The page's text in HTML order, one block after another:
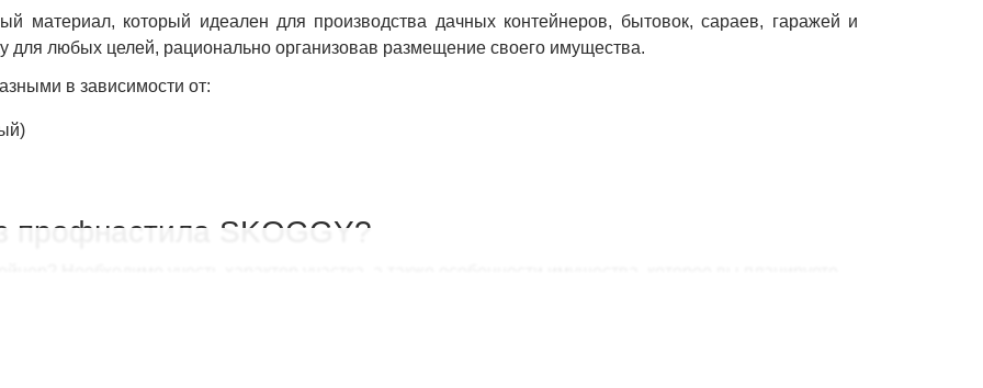
материал, который идеален для производства дачных контейнеров, бытовок, сараев, гаражей и
для любых целей, рационально организовав размещение своего имущества.
в зависимости от:
профнастила SKOGGY?
Необходимо учесть характер участка, а также особенности имущества, которое вы планируете
хозблоков: